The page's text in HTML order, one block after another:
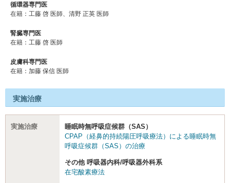
循環器専門医
在籍：工藤 啓 医師、清野 正英 医師
腎臓専門医
在籍：工藤 啓 医師
皮膚科専門医
在籍：加藤 保信 医師
実施治療
実施治療
睡眠時無呼吸症候群（SAS）
CPAP（経鼻的持続陽圧呼吸療法）による睡眠時無
呼吸症候群（SAS）の治療
その他 呼吸器内科/呼吸器外科系
在宅酸素療法